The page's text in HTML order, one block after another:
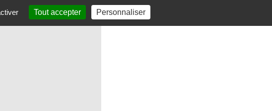
Tout accepter Personnaliser